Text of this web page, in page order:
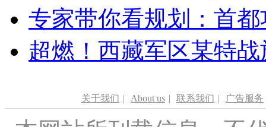
专家带你看规划：首
超燃！西藏军区某特
关于我们 | About us | 联系我们 | 广告服务